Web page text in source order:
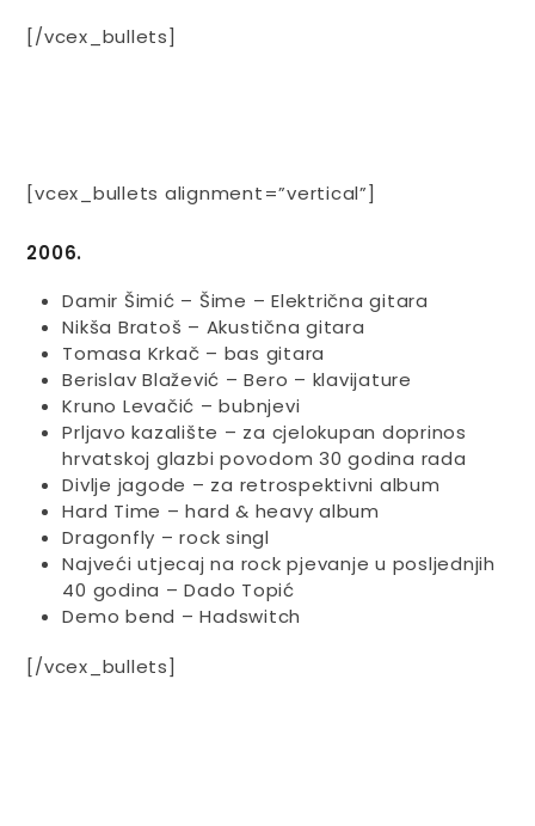
[/vcex_bullets]
[vcex_bullets alignment=”vertical”]
2006.
Damir Šimić – Šime – Električna gitara
Nikša Bratoš – Akustična gitara
Tomasa Krkač – bas gitara
Berislav Blažević – Bero – klavijature
Kruno Levačić – bubnjevi
Prljavo kazalište – za cjelokupan doprinos
hrvatskoj glazbi povodom 30 godina rada
Divlje jagode – za retrospektivni album
Hard Time – hard & heavy album
Dragonfly – rock singl
Najveći utjecaj na rock pjevanje u posljednjih
40 godina – Dado Topić
Demo bend – Hadswitch
[/vcex_bullets]